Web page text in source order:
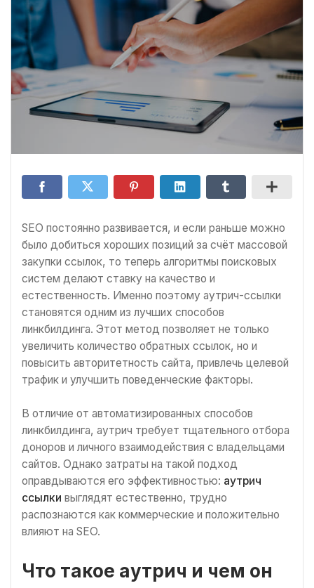
SEO постоянно развивается, и если раньше можно
было добиться хороших позиций за счёт массовой
закупки ссылок, то теперь алгоритмы поисковых
систем делают ставку на качество и
естественность. Именно поэтому аутрич-ссылки
становятся одним из лучших способов
линкбилдинга. Этот метод позволяет не только
увеличить количество обратных ссылок, но и
повысить авторитетность сайта, привлечь целевой
трафик и улучшить поведенческие факторы.
В отличие от автоматизированных способов
линкбилдинга, аутрич требует тщательного отбора
доноров и личного взаимодействия с владельцами
сайтов. Однако затраты на такой подход
оправдываются его эффективностью: аутрич
ссылки выглядят естественно, трудно
распознаются как коммерческие и положительно
влияют на SEO.
Что такое аутрич и чем он